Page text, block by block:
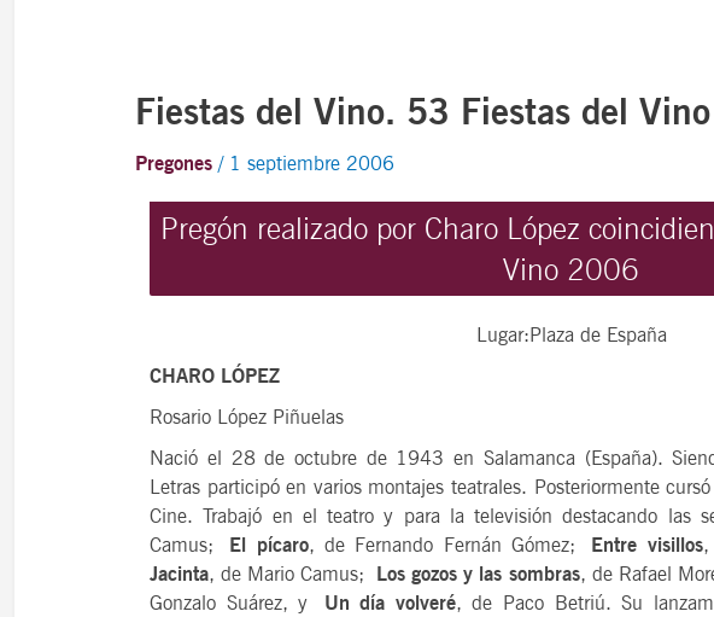
Fiestas del Vino. 53 Fiestas del
Pregones / 1 septiembre 2006
Pregón realizado por Charo López
Vino 2006
Lugar:Plaza de España
CHARO LÓPEZ
Rosario López Piñuelas
Nació el 28 de octubre de 1943 en Salamanca (España).
Letras participó en varios montajes teatrales. Posteriormente
Cine. Trabajó en el teatro y para la televisión destacando las
Camus; El pícaro, de Fernando Fernán Gómez; Entre visillos,
Jacinta, de Mario Camus; Los gozos y las sombras, de Rafael
Gonzalo Suárez, y Un día volveré, de Paco Betriú. Su